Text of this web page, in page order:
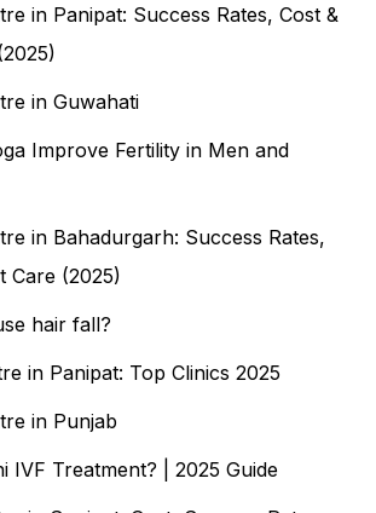
in Panipat: Success Rates, Cost &
in Guwahati
Improve Fertility in Men and
in Bahadurgarh: Success Rates,
Care (2025)
hair fall?
in Panipat: Top Clinics 2025
in Punjab
IVF Treatment? | 2025 Guide